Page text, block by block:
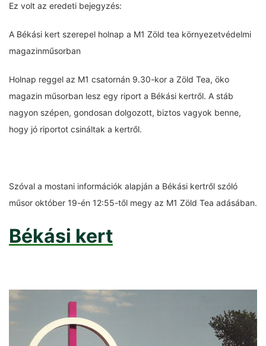
Ez volt az eredeti bejegyzés:
A Békási kert szerepel holnap a M1 Zöld tea környezetvédelmi
magazinműsorban
Holnap reggel az M1 csatornán 9.30-kor a Zöld Tea, öko
magazin műsorban lesz egy riport a Békási kertről. A stáb
nagyon szépen, gondosan dolgozott, biztos vagyok benne,
hogy jó riportot csináltak a kertről.
Szóval a mostani információk alapján a Békási kertről szóló
műsor október 19-én 12:55-től megy az M1 Zöld Tea adásában.
Békási kert